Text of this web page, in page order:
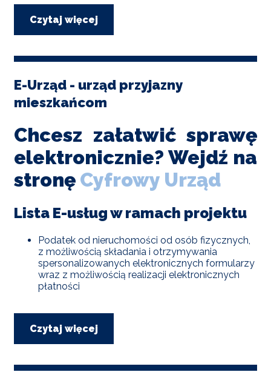
Czytaj więcej
rozbudowa
placu
w
Olszewnicy
E-Urząd - urząd przyjazny
mieszkańcom
Chcesz załatwić sprawę
elektronicznie? Wejdź na
stronę Will
open
in
new
window
Cyfrowy Urząd
Lista E-usług w ramach projektu
Podatek od nieruchomości od osób fizycznych,
z możliwością składania i otrzymywania
spersonalizowanych elektronicznych formularzy
wraz z możliwością realizacji elektronicznych
płatności
Czytaj więcej
-